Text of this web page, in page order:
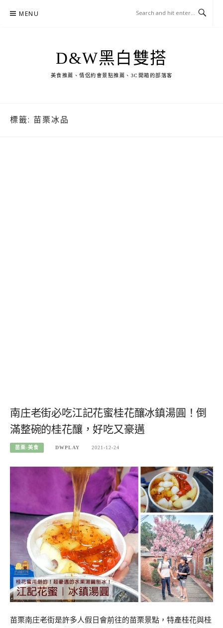
MENU
D&W黑白雙搭
美食推薦、情侶約會景點推薦、3C開箱的部落客
標籤: 苗栗冰品
南庄老街必吃江記花蜜桂花釀冰鎮湯圓！倒
滿整碗的桂花釀，好吃又豪邁
苗栗-美食 DWPLAY 2021-12-24
苗栗南庄老街是許多人假日會前往的苗栗景點，特產桂花與桂